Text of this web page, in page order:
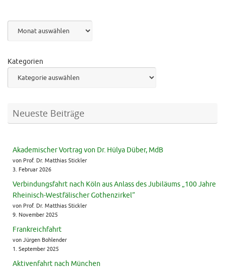
Kategorien
Neueste Beiträge
Akademischer Vortrag von Dr. Hülya Düber, MdB
von Prof. Dr. Matthias Stickler
3. Februar 2026
Verbindungsfahrt nach Köln aus Anlass des Jubiläums „100 Jahre
Rheinisch-Westfälischer Gothenzirkel“
von Prof. Dr. Matthias Stickler
9. November 2025
Frankreichfahrt
von Jürgen Bohlender
1. September 2025
Aktivenfahrt nach München